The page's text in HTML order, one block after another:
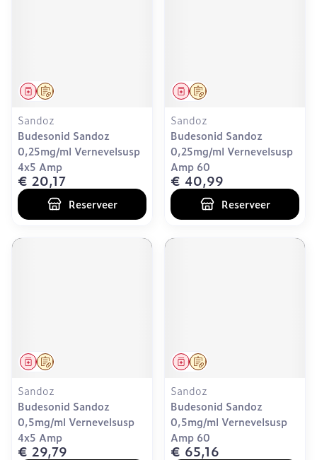
Op voorschrift
Geneesmiddel
Sandoz
Budesonid Sandoz
0,25mg/ml Vernevelsusp
4x5 Amp
€ 20,17
Reserveer
Op voorschrift
Geneesmiddel
Sandoz
Budesonid Sandoz
0,25mg/ml Vernevelsusp
Amp 60
€ 40,99
Reserveer
Op voorschrift
Geneesmiddel
Sandoz
Budesonid Sandoz
0,5mg/ml Vernevelsusp
4x5 Amp
€ 29,79
Op voorschrift
Geneesmiddel
Sandoz
Budesonid Sandoz
0,5mg/ml Vernevelsusp
Amp 60
€ 65,16